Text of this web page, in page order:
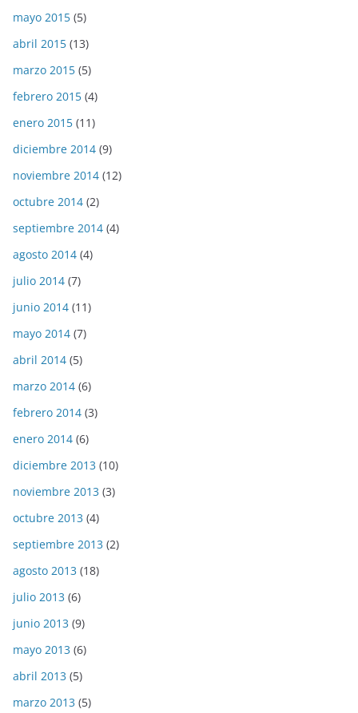
mayo 2015 (5)
abril 2015 (13)
marzo 2015 (5)
febrero 2015 (4)
enero 2015 (11)
diciembre 2014 (9)
noviembre 2014 (12)
octubre 2014 (2)
septiembre 2014 (4)
agosto 2014 (4)
julio 2014 (7)
junio 2014 (11)
mayo 2014 (7)
abril 2014 (5)
marzo 2014 (6)
febrero 2014 (3)
enero 2014 (6)
diciembre 2013 (10)
noviembre 2013 (3)
octubre 2013 (4)
septiembre 2013 (2)
agosto 2013 (18)
julio 2013 (6)
junio 2013 (9)
mayo 2013 (6)
abril 2013 (5)
marzo 2013 (5)